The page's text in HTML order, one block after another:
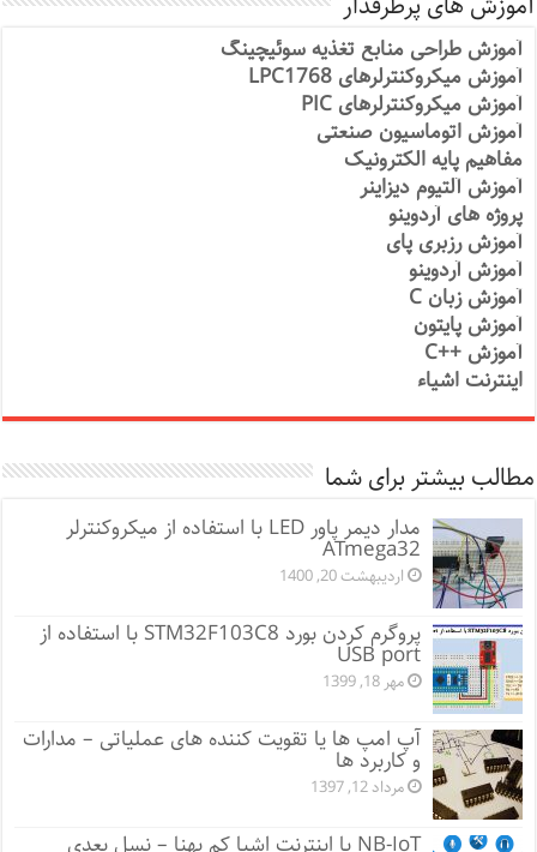
آموزش طراحی منابع تغذیه سوئیچینگ
آموزش میکروکنترلرهای LPC1768
آموزش میکروکنترلرهای PIC
آموزش اتوماسیون صنعتی
مفاهیم پایه الکترونیک
آموزش آلتیوم دیزاینر
پروژه های آردوینو
آموزش رزبری پای
آموزش آردوینو
آموزش زبان C
آموزش پایتون
آموزش ++C
اینترنت اشیاء
مطالب بیشتر برای شما
مدار دیمر پاور LED با استفاده از میکروکنترلر
ATmega32
اردیبهشت 20, 1400
پروگرم کردن بورد STM32F103C8 با استفاده از
USB port
مهر 18, 1399
آپ امپ ها یا تقویت کننده های عملیاتی – مدارات
و کاربرد ها
مرداد 12, 1397